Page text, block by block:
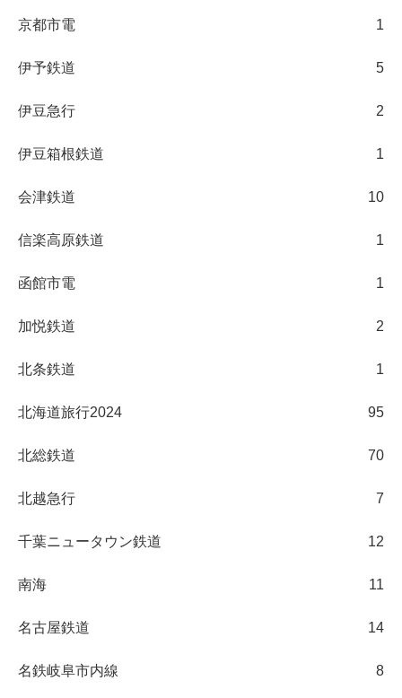
京都市電 1
伊予鉄道 5
伊豆急行 2
伊豆箱根鉄道 1
会津鉄道 10
信楽高原鉄道 1
函館市電 1
加悦鉄道 2
北条鉄道 1
北海道旅行2024 95
北総鉄道 70
北越急行 7
千葉ニュータウン鉄道 12
南海 11
名古屋鉄道 14
名鉄岐阜市内線 8